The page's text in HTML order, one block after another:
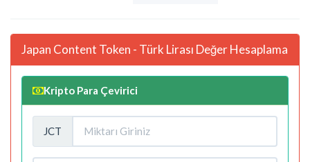
Japan Content Token - Türk Lirası Değer Hesaplama
Kripto Para Çevirici
JCT